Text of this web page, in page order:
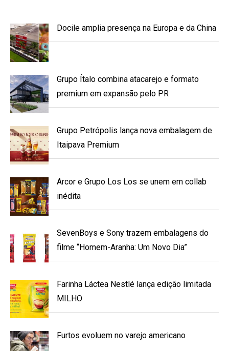
Docile amplia presença na Europa e da China
Grupo Ítalo combina atacarejo e formato
premium em expansão pelo PR
Grupo Petrópolis lança nova embalagem de
Itaipava Premium
Arcor e Grupo Los Los se unem em collab
inédita
SevenBoys e Sony trazem embalagens do
filme “Homem-Aranha: Um Novo Dia”
Farinha Láctea Nestlé lança edição limitada
MILHO
Furtos evoluem no varejo americano